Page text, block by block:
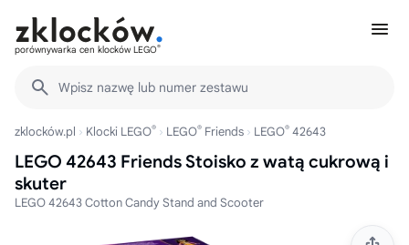
porównywarka cen klocków LEGO®
Wpisz nazwę lub numer zestawu
zklocków.pl Klocki LEGO® LEGO® Friends LEGO® 42643
LEGO 42643 Friends Stoisko z watą cukrową i
skuter
LEGO 42643 Cotton Candy Stand and Scooter